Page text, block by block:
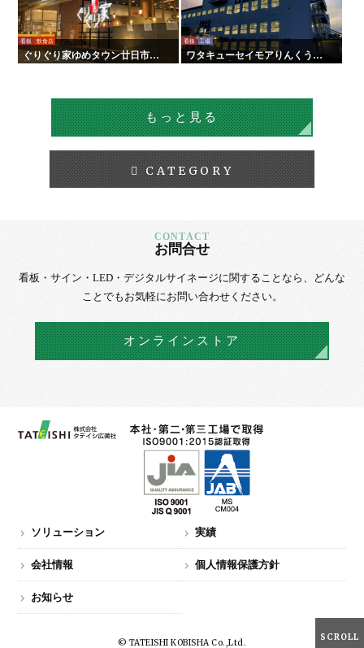
看板 飲食店
ぐりぐり家ゆめタウン廿日市店
様 新装サイン工事
看板 工場
ワタキューセイモアりんくう工
場様 屋内外サイン工事
もっと見る
CATEGORY
SCROLL
お問合せ
看板・サイン・LED・デジタルサイネージに関することなら、
どんな
ことでもお気軽にお問い合わせください。
オンラインストア
ソリューション 実績
会社情報 個人情報保護方針
お知らせ
© TATEISHI KOBISHA Co.,Ltd.